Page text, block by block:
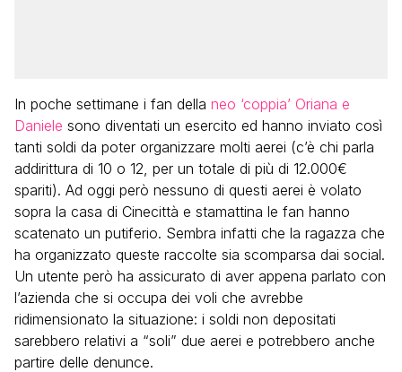
In poche settimane i fan della neo ‘coppia’ Oriana e
Daniele sono diventati un esercito ed hanno inviato così
tanti soldi da poter organizzare molti aerei (c’è chi parla
addirittura di 10 o 12, per un totale di più di 12.000€
spariti). Ad oggi però nessuno di questi aerei è volato
sopra la casa di Cinecittà e stamattina le fan hanno
scatenato un putiferio. Sembra infatti che la ragazza che
ha organizzato queste raccolte sia scomparsa dai social.
Un utente però ha assicurato di aver appena parlato con
l’azienda che si occupa dei voli che avrebbe
ridimensionato la situazione: i soldi non depositati
sarebbero relativi a “soli” due aerei e potrebbero anche
partire delle denunce.